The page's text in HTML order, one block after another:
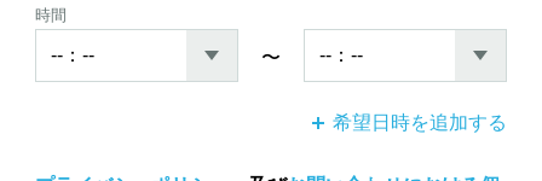
時間
〜
希望日時を追加する